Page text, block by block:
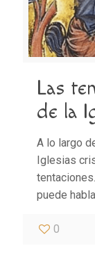
Las
de la
A lo largo
Iglesias
puede
0